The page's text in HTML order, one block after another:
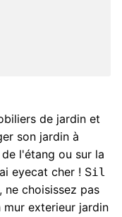
de jardin et
son jardin à
l'étang ou sur la
eyecat cher ! Sil
choisissez pas
exterieur jardin